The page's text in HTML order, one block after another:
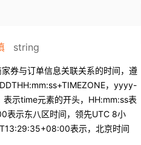
string
券与订单信息关联关系的时间，遵
，yyyy-
示time元素的开头，HH:mm:ss表
表示东八区时间，领先UTC 8小
表示，北京时间